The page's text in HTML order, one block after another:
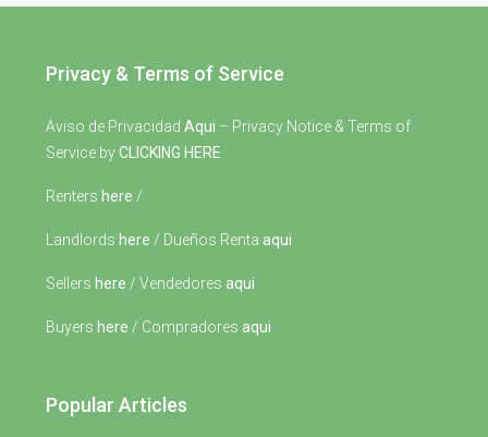
Privacy & Terms of Service
Aviso de Privacidad Aqui – Privacy Notice & Terms of
Service byCLICKING HERE
Renters here /
Landlords here / Dueños Renta aqui
Sellers here / Vendedores aqui
Buyers here / Compradores aqui
Popular Articles